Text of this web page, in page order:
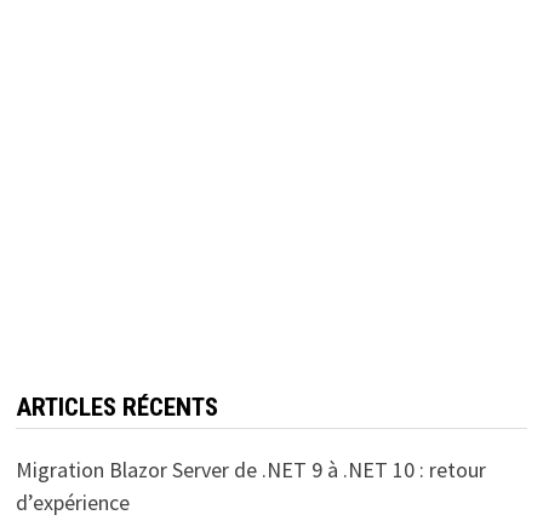
ARTICLES RÉCENTS
Migration Blazor Server de .NET 9 à .NET 10 : retour
d’expérience